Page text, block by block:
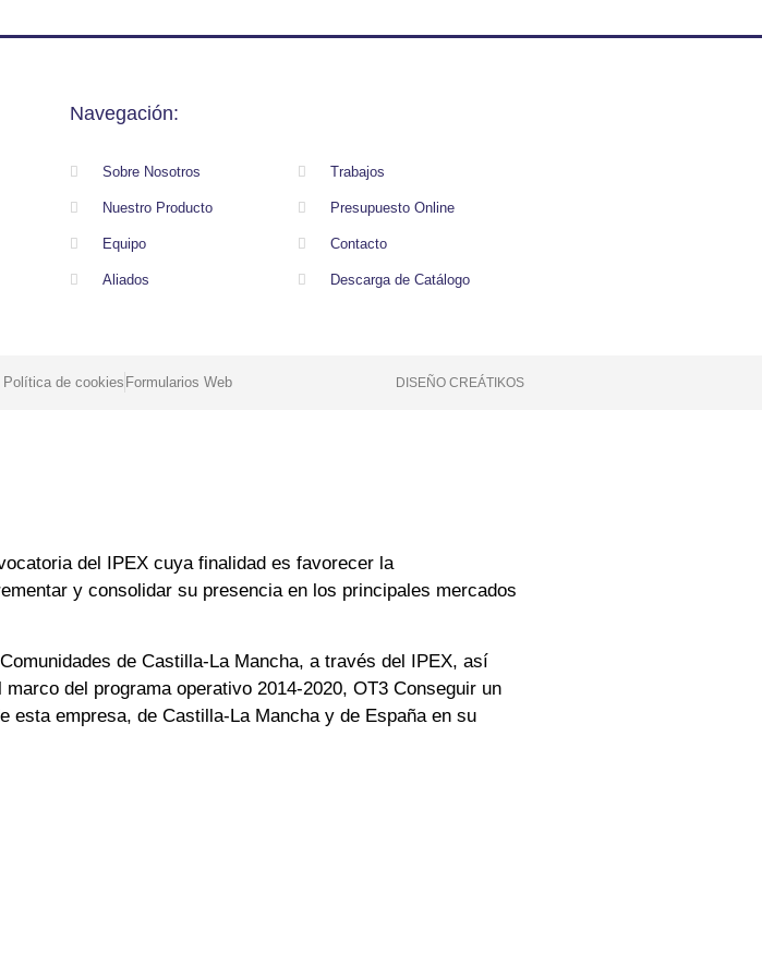
Navegación:
Sobre Nosotros
Nuestro Producto
Equipo
Aliados
Trabajos
Presupuesto Online
Contacto
Descarga de Catálogo
de cookies Formularios Web DISEÑO CREÁTIKOS
del IPEX cuya finalidad es favorecer la
y consolidar su presencia en los principales mercados
de Castilla-La Mancha, a través del IPEX, así
del programa operativo 2014-2020, OT3 Conseguir un
esta empresa, de Castilla-La Mancha y de España en su